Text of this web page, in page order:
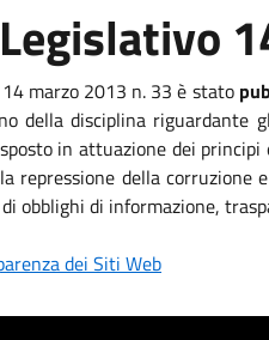
marzo 2013 n. 33 è stato
della disciplina riguardante
in attuazione dei
repressione della
obblighi di informazione,
dei Siti Web